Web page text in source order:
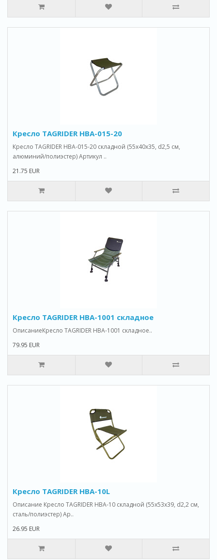
Кресло TAGRIDER HBA-015-20
Кресло TAGRIDER HBA-015-20 складной (55x40x35, d2,5 см,
алюминий/полиэстер) Артикул ..
21.75 EUR
Кресло TAGRIDER HBA-1001 складное
ОписаниеКресло TAGRIDER HBA-1001 складное..
79.95 EUR
Кресло TAGRIDER HBA-10L
Описание Кресло TAGRIDER HBA-10 складной (55x53x39, d2,2 см,
сталь/полиэстер) Ар..
26.95 EUR